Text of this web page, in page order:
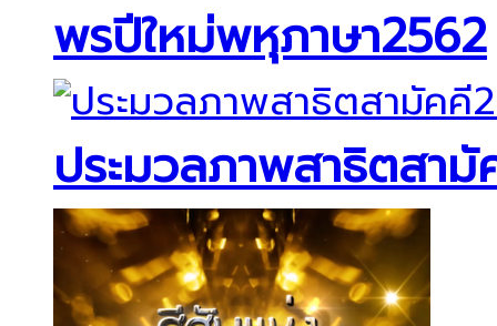
พรปีใหม่พหุภาษา2562
ประมวลภาพสาธิตสามั